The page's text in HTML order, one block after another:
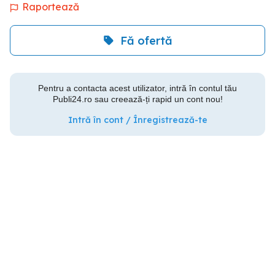
Raportează
Fă ofertă
Pentru a contacta acest utilizator, intră în contul tău
Publi24.ro sau creează-ți rapid un cont nou!
Intră în cont / Înregistrează-te